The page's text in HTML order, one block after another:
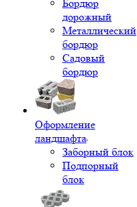
Бордюр
дорожный
Металлический
бордюр
Садовый
бордюр
Оформление
ландшафта
Заборный блок
Подпорный
блок